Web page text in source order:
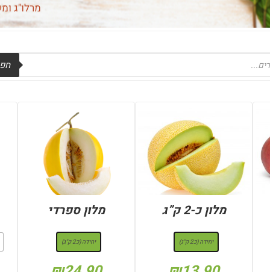
מרלו"ג
מלון כ-2 ק”ג
יחידה (כ2 ק"ג)
מלון ספרדי
יחידה (כ2 ק"ג)